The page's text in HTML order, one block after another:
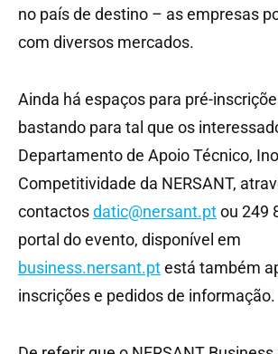
no país de destino – as empresas
com diversos mercados.
Ainda há espaços para pré-
bastando para tal que os
Departamento de Apoio Técnico,
Competitividade da NERSANT,
contactosdatic@nersant.ptou 249
portal do evento, disponível em
business.nersant.ptestá também
inscrições e pedidos de informação.